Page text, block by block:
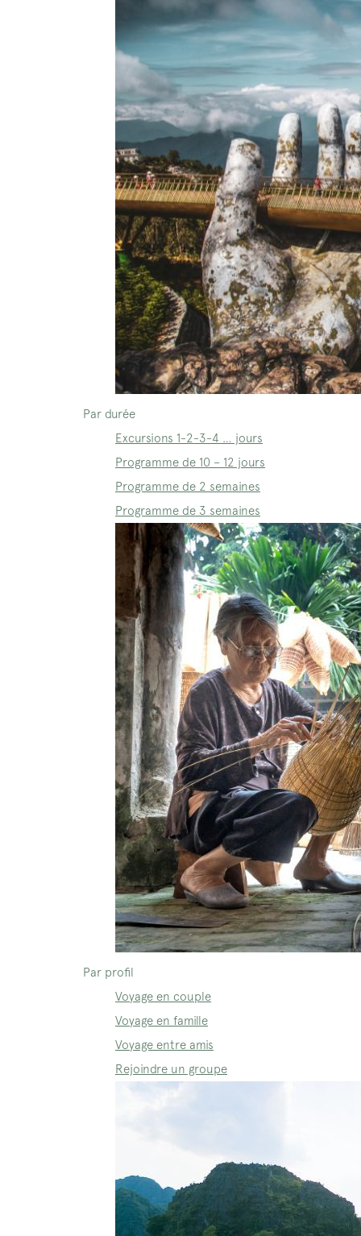
Par durée
Excursions 1-2-3-4 … jours
Programme de 10 – 12 jours
Programme de 2 semaines
Programme de 3 semaines
Par profil
Voyage en couple
Voyage en famille
Voyage entre amis
Rejoindre un groupe